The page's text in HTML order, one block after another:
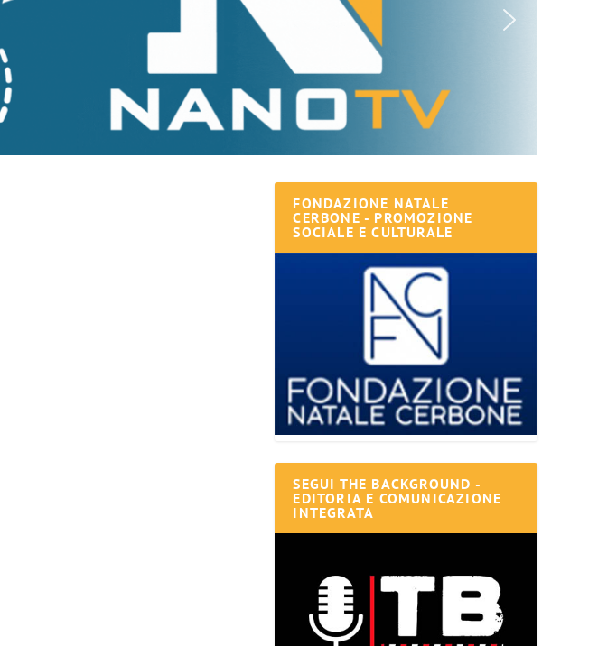
FONDAZIONE NATALE
CERBONE - PROMOZIONE
SOCIALE E CULTURALE
SEGUI THE BACKGROUND -
EDITORIA E COMUNICAZIONE
INTEGRATA